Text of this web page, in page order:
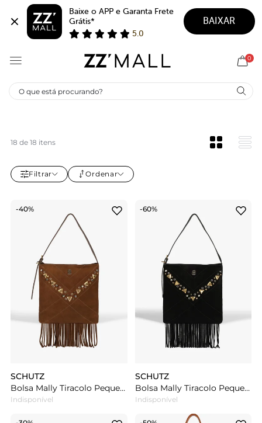
Baixe o APP e Garanta Frete
Grátis*
5.0
BAIXAR
0
BOLSAS SCHUTZ
18 de 18 itens
Filtrar Ordenar
-40%
SCHUTZ
Bolsa Mally Tiracolo Pequena Franjas Marrom
Indisponível
-60%
SCHUTZ
Bolsa Mally Tiracolo Pequena Franjas Preto
Indisponível